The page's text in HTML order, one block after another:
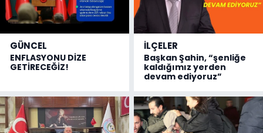
GÜNCEL
ENFLASYONU DİZE
GETİRECEĞİZ!
İLÇELER
Başkan Şahin, “şenliğe
kaldığımız yerden
devam ediyoruz”